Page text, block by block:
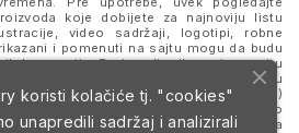
koje dobijete za najnoviju listu
video sadržaji, logotipi, robne
i pomenuti na sajtu mogu da budu
kompanija. Proizvodi prikazani na sajtu
poručivanje i ne podrazumeva se da su
Sve cene su izražene u dinarima (RSD)
je poručivanje omogućeno isključivo
i upotrebom ovog sajta slažete se sa
koristi kolačiće tj. "cookies"
unapredili sadržaj i analizirali